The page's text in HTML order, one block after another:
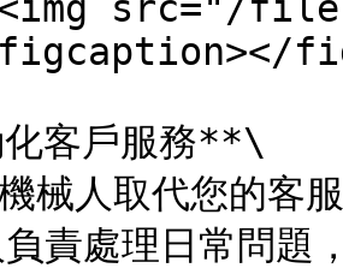
客戶服務**\
責處理日常問題